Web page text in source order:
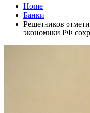
Home
Банки
Решетников
экономики РФ